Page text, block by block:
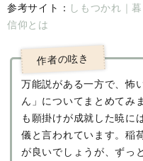
参考サイト： しもつかれ｜
信仰とは
万能説がある一方で、怖
ん」についてまとめてみ
も願掛けが成就した暁に
儀と言われています。稲
が良いでしょうが、ずっ